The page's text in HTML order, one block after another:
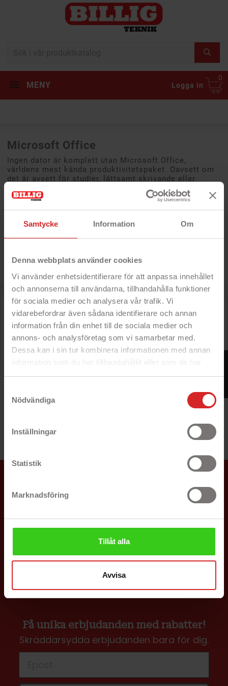
Samtycke Information Om
Denna webbplats använder cookies
Vi använder enhetsidentifierare för att anpassa innehållet
och annonserna till användarna, tillhandahålla funktioner
för sociala medier och analysera vår trafik. Vi
vidarebefordrar även sådana identifierare och annan
information från din enhet till de sociala medier och
annons- och analysföretag som vi samarbetar med.
Dessa kan i sin tur kombinera informationen med annan
information som du har tillhandahållit eller som de har
samlat in när du har använt deras tjänster.
Nödvändiga
Inställningar
Statistik
Marknadsföring
Tillåt alla
Avvisa
MENY Logga in
0
Microsoft Office
Ingen dator är komplett utan Microsoft Office,
världens mest kända produktivitetspaket. Oavsett om
det är avsett för studier, lättsamt skrivande eller
stenhårt kontorsbruk så kommer Microsoft-paketet att
klara av det. I denna kompletta samling program så
Microsoft molntjänst OneDrive. Vi erbjuder de senaste
Kategorin är just nu tom
...och vi ska försöka fylla på den så fort som möjligt.
Under tiden kan du navigera vår hemsida i jakt på
andra fynd!
Tillsammans ger vi datorer och mobiler nytt liv igen, så vi
Återtag, Leasing & Företag 
Ditt konto 
Få unika erbjudanden med rabatter!
Skräddarsydda erbjudanden bara för dig.